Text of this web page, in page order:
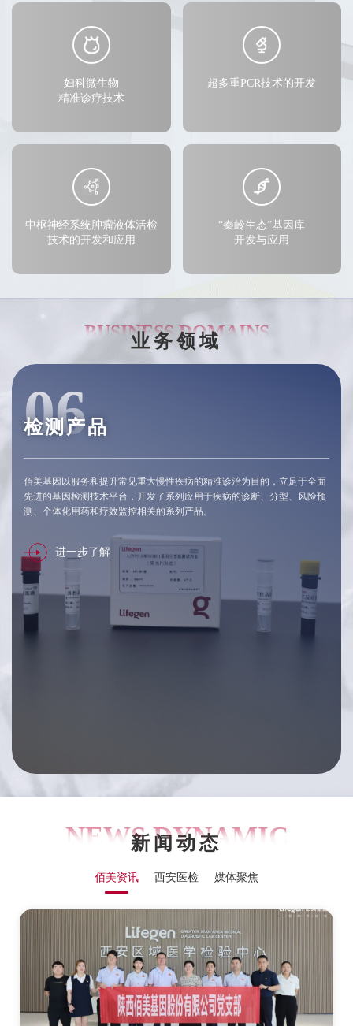
妇科微生物
精准诊疗技术
超多重PCR技术的开发
中枢神经系统肿瘤液体活检
技术的开发和应用
“秦岭生态”基因库
开发与应用
BUSINESS DOMAINS
业务领域
06
检测产品
佰美基因以服务和提升常见重大慢性疾病的精准诊治为目的，立足于全面
先进的基因检测技术平台，开发了系列应用于疾病的诊断、分型、风险预
测、个体化用药和疗效监控相关的系列产品。
进一步了解
NEWS DYNAMIC
新闻动态
佰美资讯 西安医检 媒体聚焦